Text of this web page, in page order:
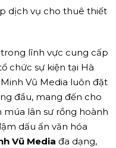
dịch vụ cho thuê thiết
lĩnh vực cung cấp
chức sự kiện tại Hà
Vũ Media luôn đặt
đầu, mang đến cho
lân sư rồng hoành
dấu ấn văn hóa
Vũ Media đa dạng,